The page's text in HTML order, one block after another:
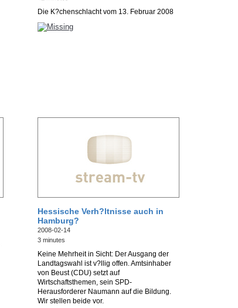
Die K?chenschlacht vom 13. Februar 2008
Hessische Verh?ltnisse auch in
Hamburg?
2008-02-14
3 minutes
Keine Mehrheit in Sicht: Der Ausgang der
Landtagswahl ist v?llig offen. Amtsinhaber
von Beust (CDU) setzt auf
Wirtschaftsthemen, sein SPD-
Herausforderer Naumann auf die Bildung.
Wir stellen beide vor.